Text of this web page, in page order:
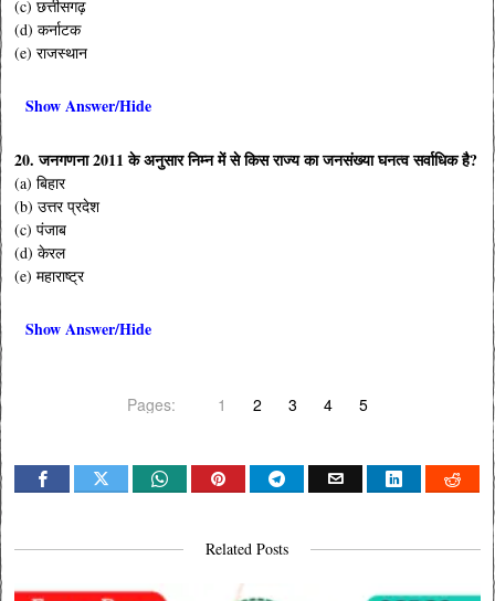
(c) छत्तीसगढ़
(d) कर्नाटक
(e) राजस्थान
Show Answer/Hide
20. जनगणना 2011 के अनुसार निम्न में से किस राज्य का जनसंख्या घनत्व सर्वाधिक है?
(a) बिहार
(b) उत्तर प्रदेश
(c) पंजाब
(d) केरल
(e) महाराष्ट्र
Show Answer/Hide
Pages: 1 2 3 4 5
Related Posts